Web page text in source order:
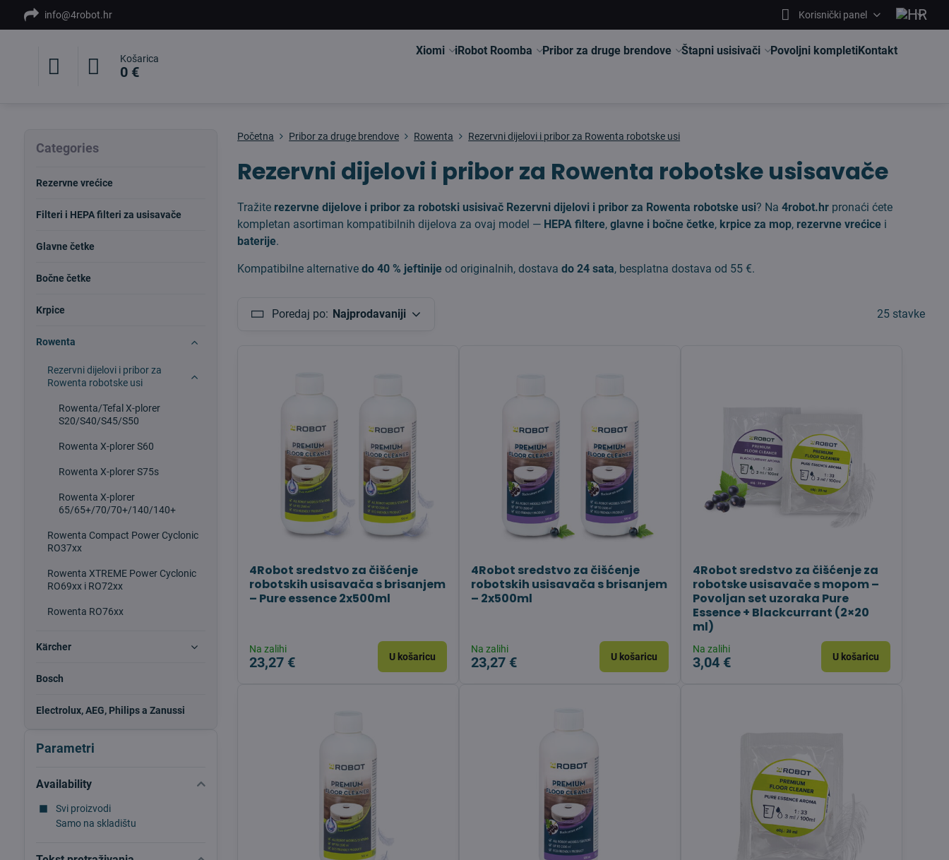
info@4robot.hr Korisnički panel
Košarica
0 €
Xiomi iRobot Roomba Pribor za druge brendove Štapni usisivači Povoljni kompletiKontakt
Početna Pribor za druge brendove Rowenta Rezervni dijelovi i pribor za Rowenta robotske usi
Rezervni dijelovi i pribor za Rowenta robotske usisavače
Tražite rezervne dijelove i pribor za robotski usisivač Rezervni dijelovi i pribor za Rowenta robotske usi? Na4robot.hr pronaći ćete
kompletan asortiman kompatibilnih dijelova za ovaj model — HEPA filtere,glavne i bočne četke, krpice za mop, rezervne vrećice i
baterije.
Kompatibilne alternativedo 40 % jeftinije od originalnih, dostavado 24 sata, besplatna dostava od 55 €.
Poredaj po: Najprodavaniji 25 stavke
4Robot sredstvo za čišćenje
robotskih usisavača s brisanjem
– Pure essence 2x500ml
Na zalihi
23,27 € U košaricu
4Robot sredstvo za čišćenje
robotskih usisavača s brisanjem
– 2x500ml
Na zalihi
23,27 € U košaricu
4Robot sredstvo za čišćenje za
robotske usisavače s mopom –
Povoljan set uzoraka Pure
Essence + Blackcurrant (2×20
ml)
Na zalihi
3,04 € U košaricu
Parametri
Availability
Svi proizvodi
Samo na skladištu
Categories
Rezervne vrećice
Filteri i HEPA filteri za usisavače
Glavne četke
Bočne četke
Krpice
Rowenta
Rezervni dijelovi i pribor za
Rowenta robotske usi
Rowenta/Tefal X-plorer
S20/S40/S45/S50
Rowenta X-plorer S60
Rowenta X-plorer S75s
Rowenta X-plorer
65/65+/70/70+/140/140+
Rowenta Compact Power Cyclonic
RO37xx
Rowenta XTREME Power Cyclonic
RO69xx i RO72xx
Rowenta RO76xx
Kärcher
Bosch
Electrolux, AEG, Philips a Zanussi